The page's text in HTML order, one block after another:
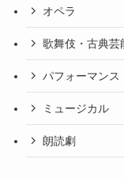
オペラ
歌舞伎・古典芸
パフォーマンス
ミュージカル
朗読劇